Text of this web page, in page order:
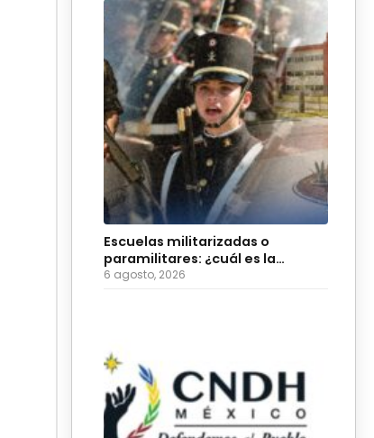
Escuelas militarizadas o
paramilitares: ¿cuál es la
diferencia?
6 agosto, 2026